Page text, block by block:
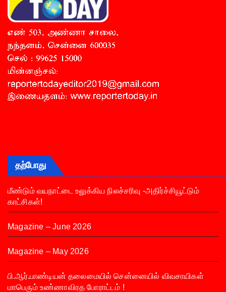
தற்போது
மீண்டும் வயநாட்டை உலுக்கிய நிலச்சரிவு -அதிர்ச்சியூட்டும்
காட்சிகள்!
Magazine – June 2026
Magazine – May 2026
பி.ஆர்.பாண்டியன் தலைமையில் சென்னையில் விவசாயிகள்
மாபெரும் உண்ணாவிரத போராட்டம் !